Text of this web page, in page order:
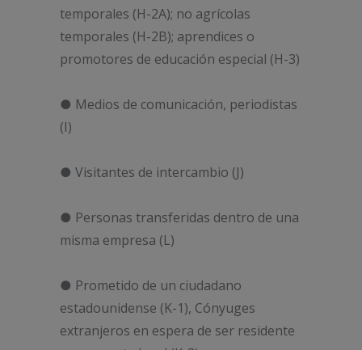
temporales (H-2A); no agrícolas
temporales (H-2B); aprendices o
promotores de educación especial (H-3)
● Medios de comunicación, periodistas
(I)
● Visitantes de intercambio (J)
● Personas transferidas dentro de una
misma empresa (L)
● Prometido de un ciudadano
estadounidense (K-1), Cónyuges
extranjeros en espera de ser residente